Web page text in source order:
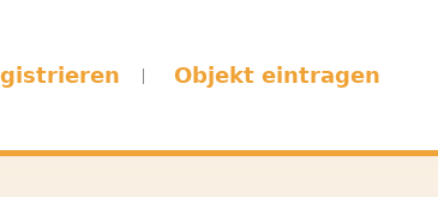
Objekt eintragen